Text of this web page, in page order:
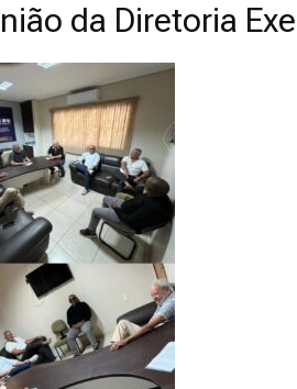
da Diretoria